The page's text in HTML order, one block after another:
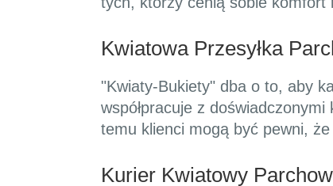
Kwiatowa Przesyłka
"Kwiaty-Bukiety" dba o to, aby
współpracuje z
temu klienci mogą być pewni,
Kurier Kwiatowy